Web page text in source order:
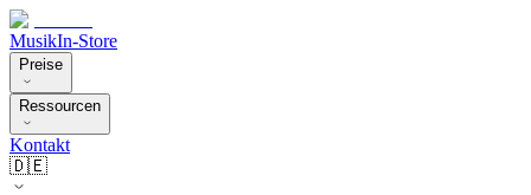
MusikIn-Store
Preise
Ressourcen
Kontakt
🇩🇪